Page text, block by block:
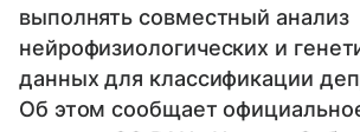
выполнять совместный анализ
нейрофизиологических и
данных для классификации
Об этом сообщает